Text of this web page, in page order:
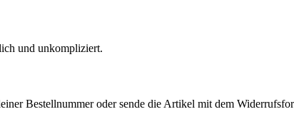
und unkompliziert.
Bestellnummer oder sende die Artikel mit dem